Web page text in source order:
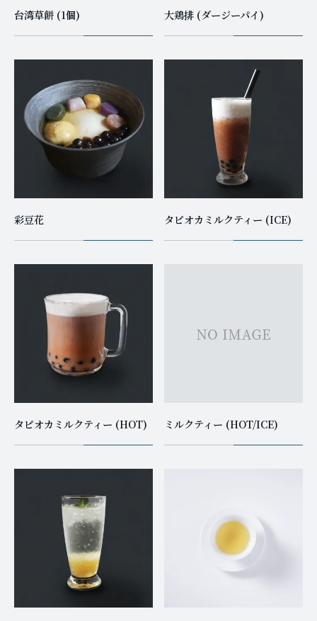
台湾草餅 (1個) 大鶏排 (ダージーパイ)
彩豆花 タピオカミルクティー (ICE)
タピオカミルクティー (HOT) ミルクティー (HOT/ICE)